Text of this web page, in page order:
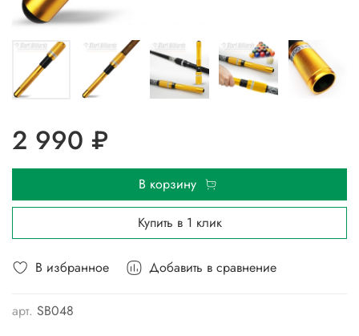
В избранное Добавить в сравнение
арт. SB048
2 990 ₽
В корзину
Купить в 1 клик